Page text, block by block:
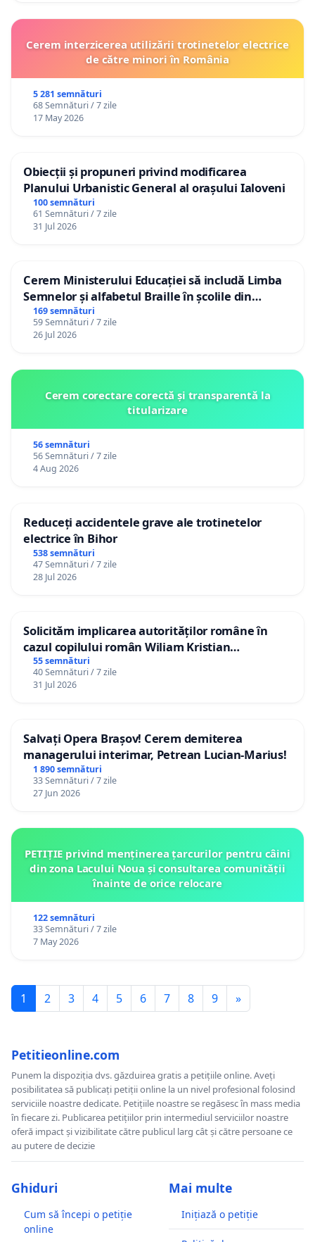
Cerem interzicerea utilizării trotinetelor electrice
de către minori în România
5 281 semnături
68 Semnături / 7 zile
17 May 2026
Obiecții și propuneri privind modificarea
Planului Urbanistic General al orașului Ialoveni
100 semnături
61 Semnături / 7 zile
31 Jul 2026
Cerem Ministerului Educației să includă Limba
Semnelor și alfabetul Braille în școlile din
Republica Moldova!
169 semnături
59 Semnături / 7 zile
26 Jul 2026
Cerem corectare corectă și transparentă la
titularizare
56 semnături
56 Semnături / 7 zile
4 Aug 2026
Reduceți accidentele grave ale trotinetelor
electrice în Bihor
538 semnături
47 Semnături / 7 zile
28 Jul 2026
Solicităm implicarea autorităților române în
cazul copilului român Wiliam Kristian
Gheorghe, aflat în plasament în Danemarca de
12 ani
55 semnături
40 Semnături / 7 zile
31 Jul 2026
Salvați Opera Brașov! Cerem demiterea
managerului interimar, Petrean Lucian-Marius!
1 890 semnături
33 Semnături / 7 zile
27 Jun 2026
PETIȚIE privind menținerea țarcurilor pentru câini
din zona Lacului Noua și consultarea comunității
înainte de orice relocare
122 semnături
33 Semnături / 7 zile
7 May 2026
1 2 3 4 5 6 7 8 9 »
Petitieonline.com
Punem la dispoziția dvs. găzduirea gratis a petițiile online. Aveți
posibilitatea să publicați petiții online la un nivel profesional folosind
serviciile noastre dedicate. Petițiile noastre se regăsesc în mass media
în fiecare zi. Publicarea petițiilor prin intermediul serviciilor noastre
oferă impact și vizibilitate către publicul larg cât și către persoane ce
au putere de decizie
Ghiduri
Cum să începi o petiție
online
Mai multe
Inițiază o petiție